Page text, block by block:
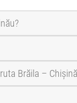
Brăila –